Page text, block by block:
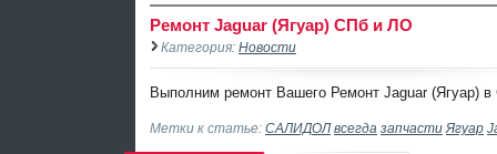
Ремонт Jaguar (Ягуар) СПб и ЛО
Категория: Новости
Выполним ремонт Вашего Ремонт Jaguar (Ягуар)
Метки к статье: САЛИДОЛ всегда запчасти Ягуар